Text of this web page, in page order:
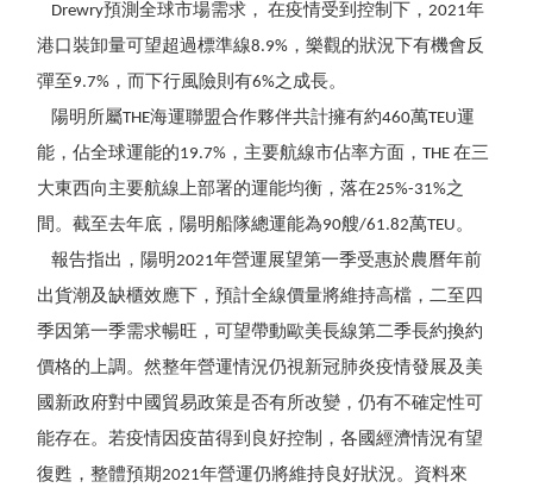
Drewry預測全球市場需求， 在疫情受到控制下，2021年
港口裝卸量可望超過標準線8.9%，樂觀的狀況下有機會反
彈至9.7%，而下行風險則有6%之成長。
陽明所屬THE海運聯盟合作夥伴共計擁有約460萬TEU運
能，佔全球運能的19.7%，主要航線市佔率方面，THE 在三
大東西向主要航線上部署的運能均衡，落在25%-31%之
間。截至去年底，陽明船隊總運能為90艘/61.82萬TEU。
報告指出，陽明2021年營運展望第一季受惠於農曆年前
出貨潮及缺櫃效應下，預計全線價量將維持高檔，二至四
季因第一季需求暢旺，可望帶動歐美長線第二季長約換約
價格的上調。然整年營運情況仍視新冠肺炎疫情發展及美
國新政府對中國貿易政策是否有所改變，仍有不確定性可
能存在。若疫情因疫苗得到良好控制，各國經濟情況有望
復甦，整體預期2021年營運仍將維持良好狀況。資料來